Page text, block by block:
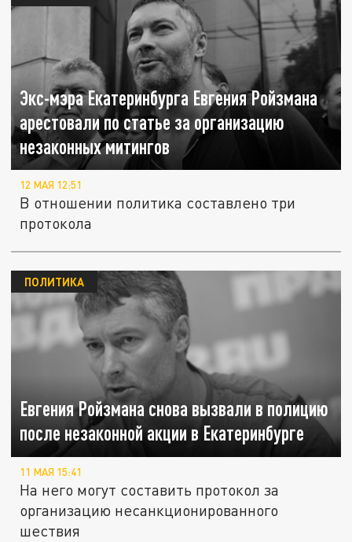
Экс-мэра Екатеринбурга Евгения Ройзмана
арестовали по статье за организацию
незаконных митингов
12 МАЯ 12:51
В отношении политика составлено три
протокола
Евгения Ройзмана снова вызвали в полицию
после незаконной акции в Екатеринбурге
ПОЛИТИКА
11 МАЯ 15:41
На него могут составить протокол за
организацию несанкционированного
шествия